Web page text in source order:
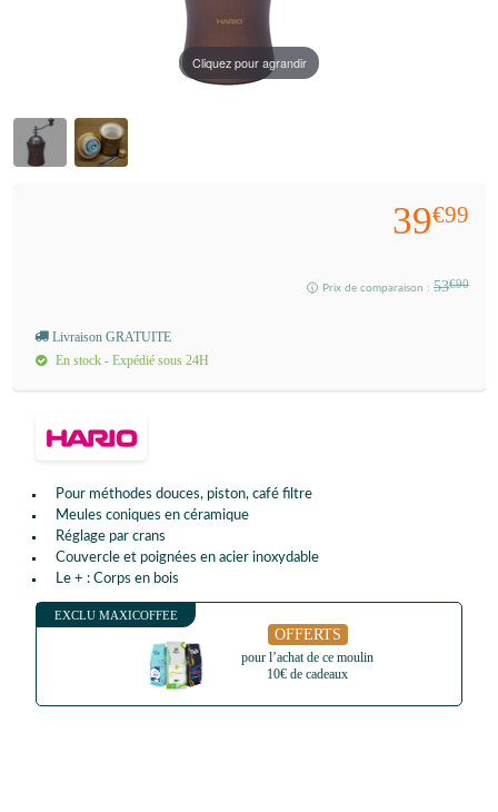
Cliquez pour agrandir
Pour méthodes douces, piston, café filtre
Meules coniques en céramique
Réglage par crans
Couvercle et poignées en acier inoxydable
Le + : Corps en bois
EXCLU MAXICOFFEE
OFFERTS
pour l’achat de ce moulin
10€ de cadeaux
39€99
Prix de comparaison : 53€90
Livraison GRATUITE
En stock - Expédié sous 24H